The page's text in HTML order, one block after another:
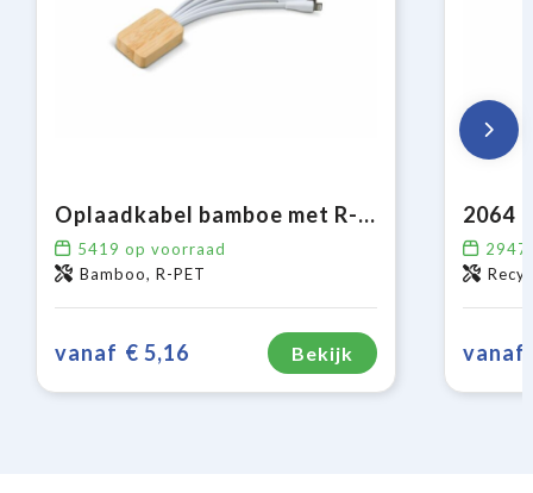
Oplaadkabel bamboe met R-PET
5419 op voorraad
Bamboo, R-PET
vanaf € 5,16 Bekijk vanaf